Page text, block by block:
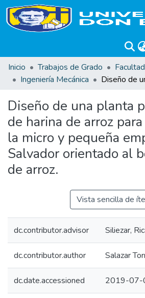
Inicio
Trabajos de Grado
Ingeniería Mecánica
Diseño de una planta
de harina de arroz
la micro y pequeña
Salvador orientado al
de arroz.
Vista sencilla de
dc.contributor.advisor Siliezar,
dc.contributor.author Salazar
dc.date.accessioned 2019-07-